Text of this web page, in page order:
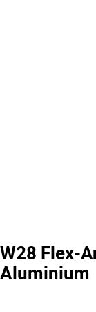
W28 Flex-
Aluminium